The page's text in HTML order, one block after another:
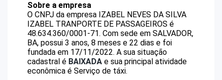
Sobre a empresa
O CNPJ da empresa IZABEL NEVES DA SILVA
IZABEL TRANPORTE DE PASSAGEIROS é
48.634.360/0001-71. Com sede em SALVADOR,
BA, possui 3 anos, 8 meses e 22 dias e foi
fundada em 17/11/2022. A sua situação
cadastral é BAIXADA e sua principal atividade
econômica é Serviço de táxi.